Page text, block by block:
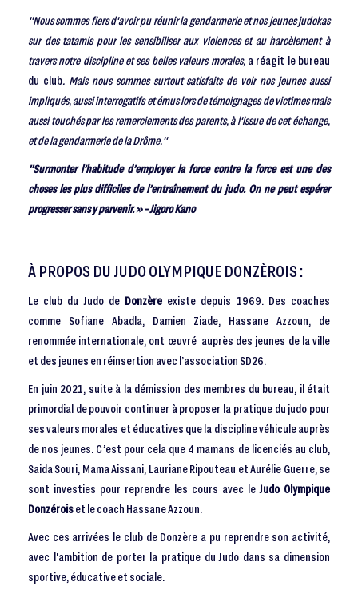
"Nous sommes fiers d'avoir pu réunir la gendarmerie et nos jeunes judokas
sur des tatamis pour les sensibiliser aux violences et au harcèlement à
travers notre discipline et ses belles valeurs morales, a réagit le bureau
du club. Mais nous sommes surtout satisfaits de voir nos jeunes aussi
impliqués, aussi interrogatifs et émus lors de témoignages de victimes mais
aussi touchés par les remerciements des parents, à l'issue de cet échange,
et de la gendarmerie de la Drôme."
"Surmonter l’habitude d’employer la force contre la force est une des
choses les plus difficiles de l’entraînement du judo. On ne peut espérer
progresser sans y parvenir. » - Jigoro Kano
À PROPOS DU JUDO OLYMPIQUE DONZÈROIS :
Le club du Judo de Donzère existe depuis 1969. Des coaches
comme Sofiane Abadla, Damien Ziade, Hassane Azzoun, de
renommée internationale, ont œuvré auprès des jeunes de la ville
et des jeunes en réinsertion avec l’association SD26.
En juin 2021, suite à la démission des membres du bureau, il était
primordial de pouvoir continuer à proposer la pratique du judo pour
ses valeurs morales et éducatives que la discipline véhicule auprès
de nos jeunes. C’est pour cela que 4 mamans de licenciés au club,
Saida Souri, Mama Aissani, Lauriane Ripouteau et Aurélie Guerre, se
sont investies pour reprendre les cours avec leJudo Olympique
Donzéroiset le coach Hassane Azzoun.
Avec ces arrivées le club de Donzère a pu reprendre son activité,
avec l'ambition de porter la pratique du Judo dans sa dimension
sportive, éducative et sociale.